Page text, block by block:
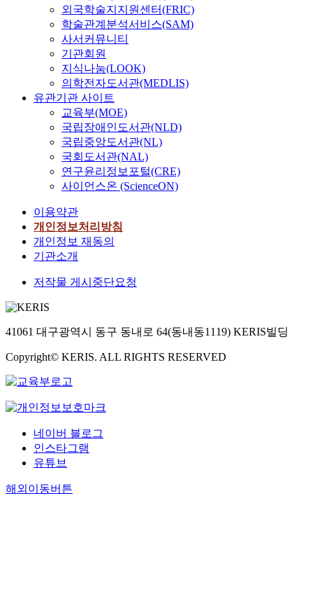
외국학술지지원센터(FRIC)
학술관계분석서비스(SAM)
사서커뮤니티
기관회원
지식나눔(LOOK)
의학전자도서관(MEDLIS)
유관기관 사이트
교육부(MOE)
국립장애인도서관(NLD)
국립중앙도서관(NL)
국회도서관(NAL)
연구윤리정보포털(CRE)
사이언스온 (ScienceON)
이용약관
개인정보처리방침
개인정보 재동의
기관소개
저작물 게시중단요청
41061 대구광역시 동구 동내로 64(동내동1119) KERIS빌딩
Copyright© KERIS. ALL RIGHTS RESERVED
네이버 블로그
인스타그램
유튜브
해외이동버튼